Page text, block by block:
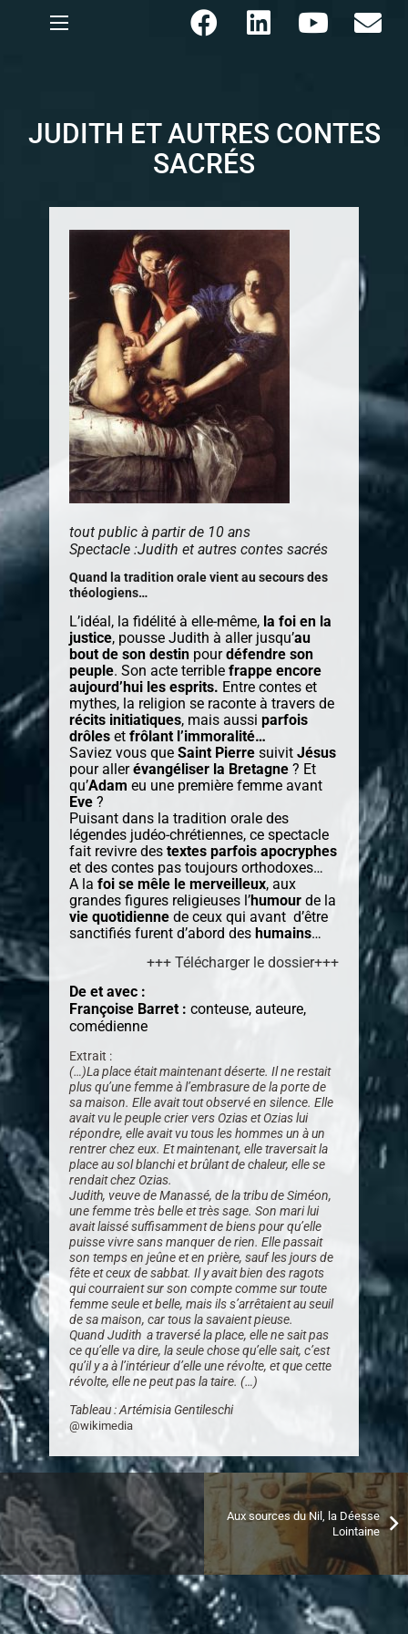
JUDITH ET AUTRES CONTES
SACRÉS
tout public à partir de 10 ans
Spectacle :Judith et autres contes sacrés
Quand la tradition orale vient au secours des
théologiens…
L’idéal, la fidélité à elle-même, la foi en la
justice, pousse Judith à aller jusqu’au
bout de son destin pourdéfendre son
peuple. Son acte terriblefrappe encore
aujourd’hui les esprits. Entre contes et
mythes, la religion se raconte à travers de
récits initiatiques, mais aussiparfois
drôles etfrôlant l’immoralité…
Saviez vous que Saint Pierre suivitJésus
pour allerévangéliser la Bretagne ? Et
qu’Adam eu une première femme avant
Eve ?
Puisant dans la tradition orale des
légendes judéo-chrétiennes, ce spectacle
fait revivre destextes parfois apocryphes
et des contes pas toujours orthodoxes…
A lafoi se mêle le merveilleux, aux
grandes figures religieuses l’humour de la
vie quotidienne de ceux qui avant d’être
sanctifiés furent d’abord des humains…
+++ Télécharger le dossier+++
De et avec :
Françoise Barret : conteuse, auteure,
comédienne
Extrait :
(…)La place était maintenant déserte. Il ne restait
plus qu’une femme à l’embrasure de la porte de
sa maison. Elle avait tout observé en silence. Elle
avait vu le peuple crier vers Ozias et Ozias lui
répondre, elle avait vu tous les hommes un à un
rentrer chez eux. Et maintenant, elle traversait la
place au sol blanchi et brûlant de chaleur, elle se
rendait chez Ozias.
Judith, veuve de Manassé, de la tribu de Siméon,
une femme très belle et très sage. Son mari lui
avait laissé suffisamment de biens pour qu’elle
puisse vivre sans manquer de rien. Elle passait
son temps en jeûne et en prière, sauf les jours de
fête et ceux de sabbat. Il y avait bien des ragots
qui courraient sur son compte comme sur toute
femme seule et belle, mais ils s’arrêtaient au seuil
de sa maison, car tous la savaient pieuse.
Quand Judith a traversé la place, elle ne sait pas
ce qu’elle va dire, la seule chose qu’elle sait, c’est
qu’il y a à l’intérieur d’elle une révolte, et que cette
révolte, elle ne peut pas la taire. (…)
Tableau : Artémisia Gentileschi
@wikimedia
Aux sources du Nil, la Déesse
Lointaine